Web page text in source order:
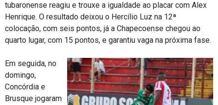
tubaronense reagiu e trouxe a igualdade ao placar com Alex
Henrique. O resultado deixou o Hercílio Luz na 12ª
colocação, com seis pontos, já a Chapecoense chegou ao
quarto lugar, com 15 pontos, e garantiu vaga na próxima fase.
Em seguida, no
domingo,
Concórdia e
Brusque jogaram